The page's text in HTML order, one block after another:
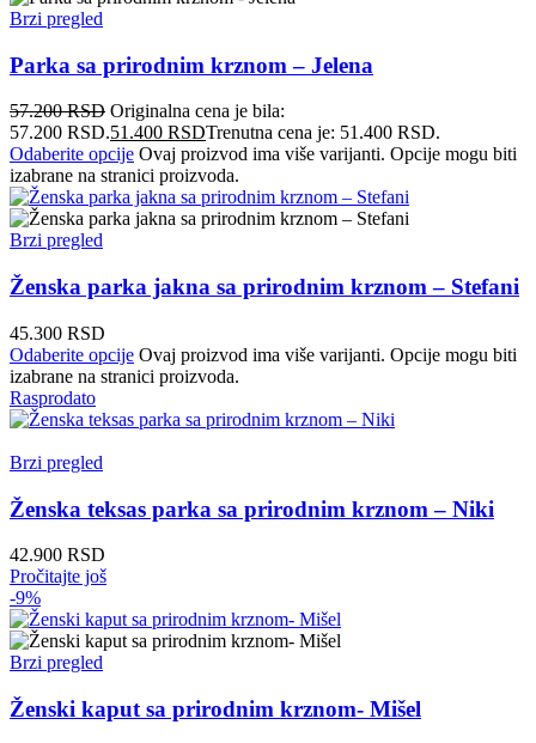
Brzi pregled
Parka sa prirodnim krznom – Jelena
57.200RSD Originalna cena je bila:
57.200 RSD.51.400 RSDTrenutna cena je: 51.400 RSD.
Odaberite opcije Ovaj proizvod ima više varijanti. Opcije mogu biti
izabrane na stranici proizvoda.
Brzi pregled
Ženska parka jakna sa prirodnim krznom – Stefani
45.300 RSD
Odaberite opcije Ovaj proizvod ima više varijanti. Opcije mogu biti
izabrane na stranici proizvoda.
Rasprodato
Brzi pregled
Ženska teksas parka sa prirodnim krznom – Niki
42.900 RSD
Pročitajte još
-9%
Brzi pregled
Ženski kaput sa prirodnim krznom- Mišel